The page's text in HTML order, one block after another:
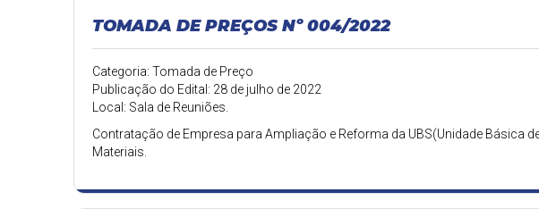
TOMADA DE PREÇOS Nº 004/2022
Categoria: Tomada de Preço
Publicação do Edital: 28 de julho de 2022
Local: Sala de Reuniões.
Contratação de Empresa para Ampliação e Reforma da UBS(Unidade Básica
Materiais.